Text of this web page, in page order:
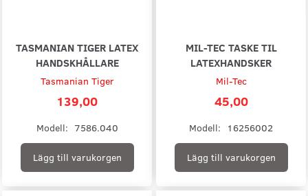
TASMANIAN TIGER LATEX
HANDSKHÅLLARE
Tasmanian Tiger
139,00
Modell: 7586.040
Lägg till varukorgen
MIL-TEC TASKE TIL
LATEXHANDSKER
Mil-Tec
45,00
Modell: 16256002
Lägg till varukorgen